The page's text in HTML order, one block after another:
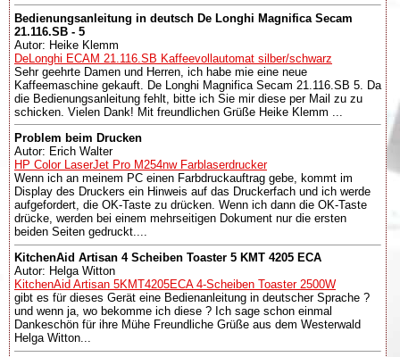
Bedienungsanleitung in deutsch De Longhi Magnifica Secam
21.116.SB - 5
Autor: Heike Klemm
DeLonghi ECAM 21.116.SB Kaffeevollautomat silber/schwarz
Sehr geehrte Damen und Herren, ich habe mie eine neue
Kaffeemaschine gekauft. De Longhi Magnifica Secam 21.116.SB 5. Da
die Bedienungsanleitung fehlt, bitte ich Sie mir diese per Mail zu zu
schicken. Vielen Dank! Mit freundlichen Grüße Heike Klemm ...
Problem beim Drucken
Autor: Erich Walter
HP Color LaserJet Pro M254nw Farblaserdrucker
Wenn ich an meinem PC einen Farbdruckauftrag gebe, kommt im
Display des Druckers ein Hinweis auf das Druckerfach und ich werde
aufgefordert, die OK-Taste zu drücken. Wenn ich dann die OK-Taste
drücke, werden bei einem mehrseitigen Dokument nur die ersten
beiden Seiten gedruckt....
KitchenAid Artisan 4 Scheiben Toaster 5 KMT 4205 ECA
Autor: Helga Witton
KitchenAid Artisan 5KMT4205ECA 4-Scheiben Toaster 2500W
gibt es für dieses Gerät eine Bedienanleitung in deutscher Sprache ?
und wenn ja, wo bekomme ich diese ? Ich sage schon einmal
Dankeschön für ihre Mühe Freundliche Grüße aus dem Westerwald
Helga Witton...